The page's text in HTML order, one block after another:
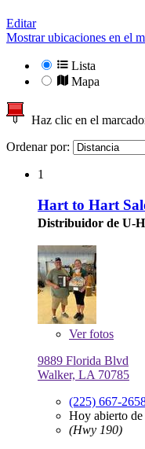
Editar
Mostrar ubicaciones en el
Lista
Mapa
Haz clic en el
Ordenar por:
1
Hart to Hart
Distribuidor de U-
Verfotos
9889 Florida Blvd
Walker, LA 70785
(225) 667-
Hoy abierto
(Hwy 190)